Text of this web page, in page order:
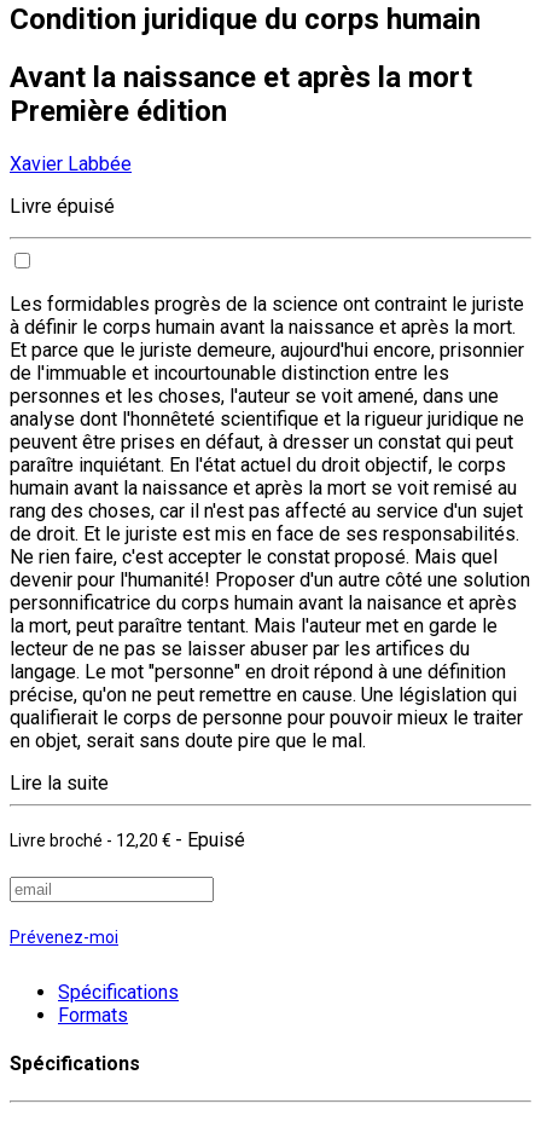
Condition juridique du corps humain
Avant la naissance et après la mort
Première édition
Xavier Labbée
Livre épuisé
Les formidables progrès de la science ont contraint le juriste
à définir le corps humain avant la naissance et après la mort.
Et parce que le juriste demeure, aujourd'hui encore, prisonnier
de l'immuable et incourtounable distinction entre les
personnes et les choses, l'auteur se voit amené, dans une
analyse dont l'honnêteté scientifique et la rigueur juridique ne
peuvent être prises en défaut, à dresser un constat qui peut
paraître inquiétant. En l'état actuel du droit objectif, le corps
humain avant la naissance et après la mort se voit remisé au
rang des choses, car il n'est pas affecté au service d'un sujet
de droit. Et le juriste est mis en face de ses responsabilités.
Ne rien faire, c'est accepter le constat proposé. Mais quel
devenir pour l'humanité! Proposer d'un autre côté une solution
personnificatrice du corps humain avant la naisance et après
la mort, peut paraître tentant. Mais l'auteur met en garde le
lecteur de ne pas se laisser abuser par les artifices du
langage. Le mot "personne" en droit répond à une définition
précise, qu'on ne peut remettre en cause. Une législation qui
qualifierait le corps de personne pour pouvoir mieux le traiter
en objet, serait sans doute pire que le mal.
Lire la suite
Livre broché - 12,20 € - Epuisé
Prévenez-moi
Spécifications
Formats
Spécifications